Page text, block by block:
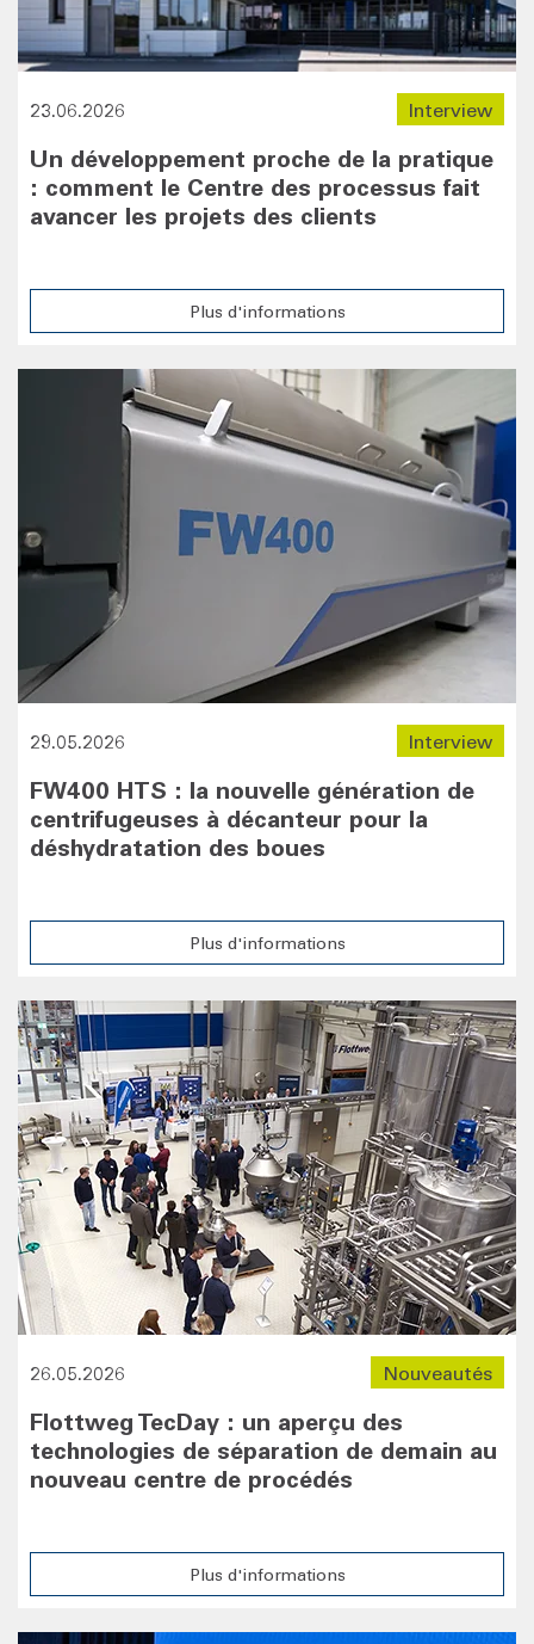
Interview
23.06.2026
Un développement proche de la pratique
: comment le Centre des processus fait
avancer les projets des clients
Plus d'informations
Interview
29.05.2026
FW400 HTS : la nouvelle génération de
centrifugeuses à décanteur pour la
déshydratation des boues
Plus d'informations
Nouveautés
26.05.2026
Flottweg TecDay : un aperçu des
technologies de séparation de demain au
nouveau centre de procédés
Plus d'informations